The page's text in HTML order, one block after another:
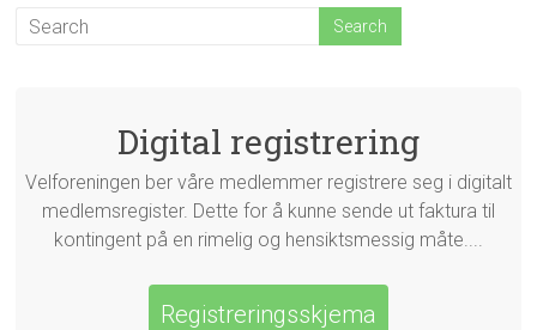
Digital registrering
Velforeningen ber våre medlemmer registrere seg i digitalt
medlemsregister. Dette for å kunne sende ut faktura til
kontingent på en rimelig og hensiktsmessig måte....
Registreringsskjema